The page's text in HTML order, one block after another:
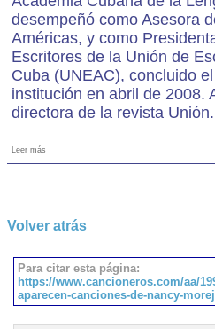
desempeñó como Asesora
Américas, y como
Escritores de la Unión de
Cuba (UNEAC), concluido
institución en abril de 2008.
directora de la revista Unión.
Leer más
Volver atrás
Para citar esta página:
https://www.cancioneros.com/aa/
aparecen-canciones-de-nancy-